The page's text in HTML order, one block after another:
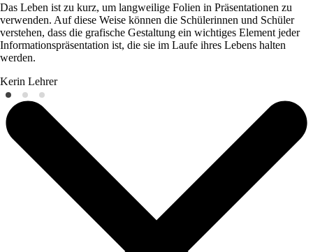
Das Leben ist zu kurz, um langweilige Folien in Präsentationen zu
verwenden. Auf diese Weise können die Schülerinnen und Schüler
verstehen, dass die grafische Gestaltung ein wichtiges Element jeder
Informationspräsentation ist, die sie im Laufe ihres Lebens halten
werden.
Kerin Lehrer